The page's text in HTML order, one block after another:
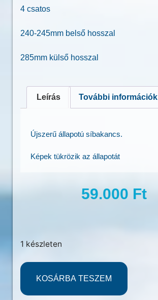
4 csatos
240-245mm belső hosszal
285mm külső hosszal
Leírás További információk
Újszerű állapotú síbakancs.
Képek tükrözik az állapotát
59.000 Ft
1 készleten
KOSÁRBA TESZEM